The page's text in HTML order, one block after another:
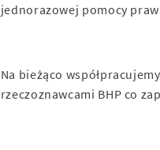
jednorazowej pomocy
Na bieżąco
rzeczoznawcami BHP co